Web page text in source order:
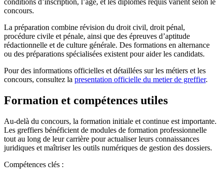
concours.
La préparation combine révision du droit civil, droit pénal,
procédure civile et pénale, ainsi que des épreuves d’aptitude
rédactionnelle et de culture générale. Des formations en alternance
ou des préparations spécialisées existent pour aider les candidats.
Pour des informations officielles et détaillées sur les métiers et les
concours, consultez la presentation officielle du metier de greffier.
Formation et compétences utiles
Au-delà du concours, la formation initiale et continue est importante.
Les greffiers bénéficient de modules de formation professionnelle
tout au long de leur carrière pour actualiser leurs connaissances
juridiques et maîtriser les outils numériques de gestion des dossiers.
Compétences clés :